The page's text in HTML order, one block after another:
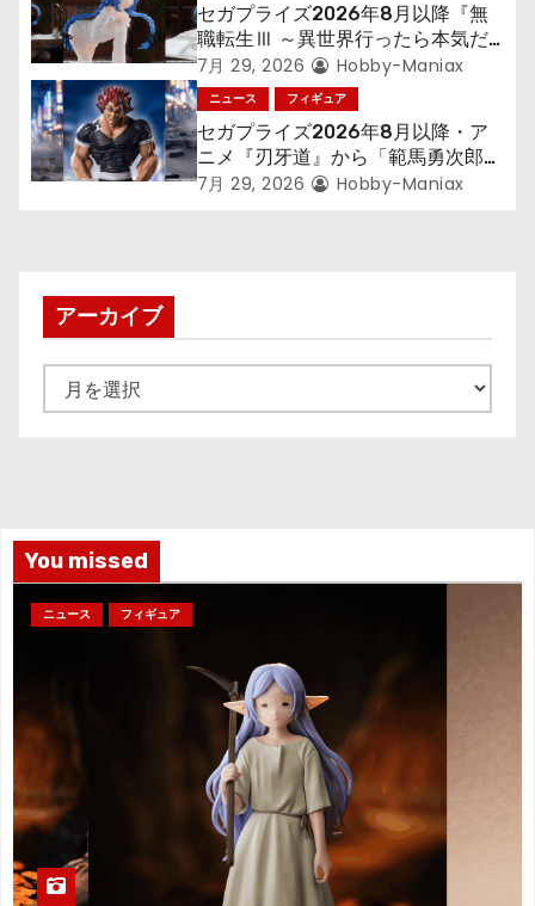
セガプライズ2026年8月以降『無
職転生Ⅲ ～異世界行ったら本気だ
す～』から「ロキシー」のフィギュ
アが登場！
7月 29, 2026 Hobby-Maniax
ニュース フィギュア
セガプライズ2026年8月以降・ア
ニメ『刃牙道』から「範馬勇次郎」
が登場ッッ!!
7月 29, 2026 Hobby-Maniax
アーカイブ
ー
You missed
ニュース フィギュア